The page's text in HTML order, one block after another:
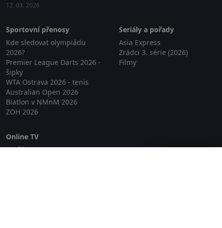
12. 03. 2026
Sportovní přenosy
Kde sledovat olympiádu
2026?
Premier League Darts 2026 -
šipky
WTA Ostrava 2026 - tenis
Australian Open 2026
Biatlon v NMnM 2026
ZOH 2026
Seriály a pořady
Asia Express
Zrádci 3. série (2026)
Filmy
Online TV
Lepší.TV